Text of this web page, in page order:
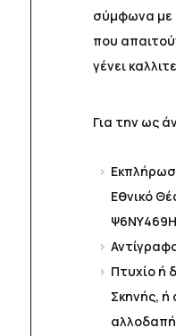
σύμφωνα με
που
γένει
Για την ως
Εθνικό
Πτυχίο ή
Σκηνής, ή